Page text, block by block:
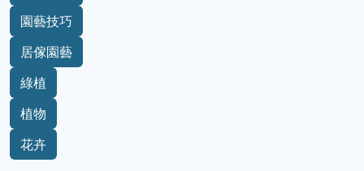
園藝技巧
居傢園藝
綠植
植物
花卉